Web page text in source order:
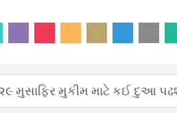
મુસાફિર મુકીમ માટે કઈ દુઆ